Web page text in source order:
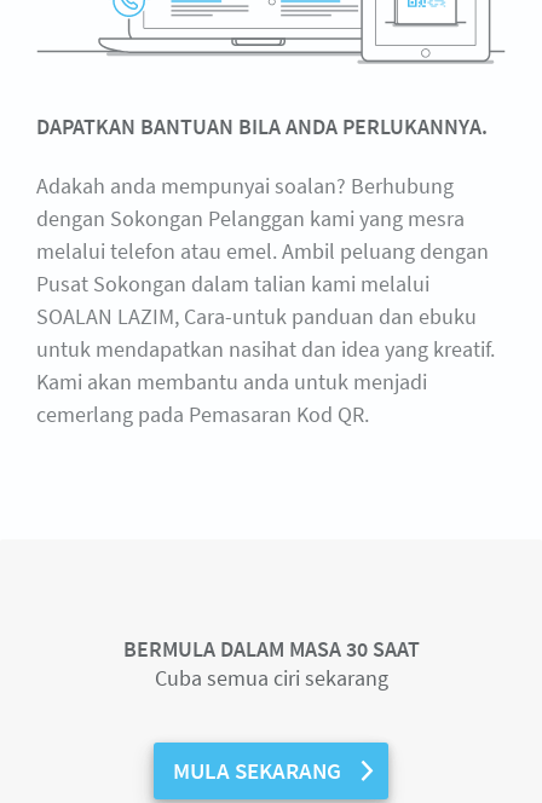
DAPATKAN BANTUAN BILA ANDA PERLUKANNYA.
Adakah anda mempunyai soalan? Berhubung
dengan Sokongan Pelanggan kami yang mesra
melalui telefon atau emel. Ambil peluang dengan
Pusat Sokongan dalam talian kami melalui
SOALAN LAZIM, Cara-untuk panduan dan ebuku
untuk mendapatkan nasihat dan idea yang kreatif.
Kami akan membantu anda untuk menjadi
cemerlang pada Pemasaran Kod QR.
BERMULA DALAM MASA 30 SAAT
Cuba semua ciri sekarang
MULA SEKARANG